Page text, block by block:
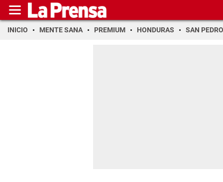
INICIO MENTE SANA PREMIUM HONDURAS SAN PEDRO